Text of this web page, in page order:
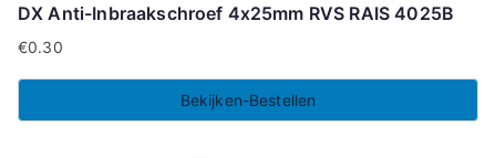
DX Anti-Inbraakschroef 4x25mm RVS RAIS 4025B
€0.30
Bekijken-Bestellen